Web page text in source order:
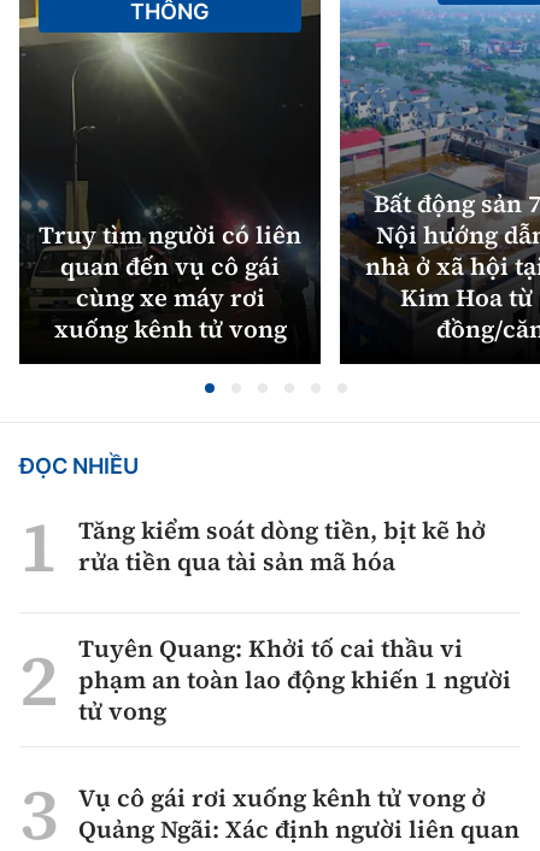
Truy tìm người có liên
quan đến vụ cô gái
cùng xe máy rơi
xuống kênh tử vong
THÔNG
Bất động sản
Nội hướng
nhà ở xã hội
Kim Hoa từ
đồng/
ĐỌC NHIỀU
Tăng kiểm soát dòng tiền, bịt kẽ hở
rửa tiền qua tài sản mã hóa
Tuyên Quang: Khởi tố cai thầu vi
phạm an toàn lao động khiến 1 người
tử vong
Vụ cô gái rơi xuống kênh tử vong ở
Quảng Ngãi: Xác định người liên quan